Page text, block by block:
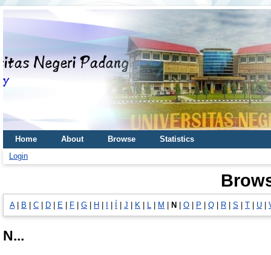
Home About Browse
Statistics
Login
A| B C D E F G H J K L M N O P Q R S T U
N...